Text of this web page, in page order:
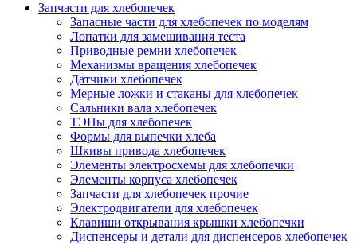
Запчасти для хлебопечек
Запасные части для хлебопечек по моделям
Лопатки для замешивания теста
Приводные ремни хлебопечек
Механизмы вращения хлебопечек
Датчики хлебопечек
Мерные ложки и стаканы для хлебопечек
Сальники вала хлебопечек
ТЭНы для хлебопечек
Формы для выпечки хлеба
Шкивы привода хлебопечек
Элементы электросхемы для хлебопечки
Элементы корпуса хлебопечек
Запчасти для хлебопечек прочие
Электродвигатели для хлебопечек
Клавиши открывания крышки хлебопечки
Диспенсеры и детали для диспенсеров хлебопечек